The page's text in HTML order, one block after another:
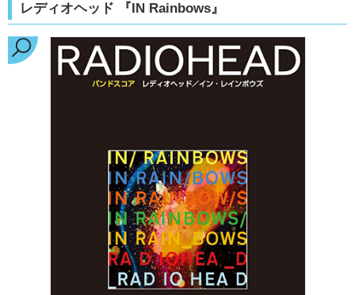
レディオヘッド 『IN Rainbows』